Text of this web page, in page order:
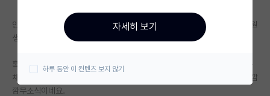
미국 대학원 합격 후기 게시판
대학원생 모집 게시판
연구실(PI) 홍보 게시판
안녕하세요? 미국에서 박사과정을 공부하고 있고 가을에 졸업예정인 대학원
생입니다.
혹시 최근 삼성전자에서 채용프로세스를 진행하신 분 계실까요? 작년 방문
채용설명회 때 상담도 받고 겨울에 임직원 추천채용도 지원하였는데 아직 깜
깜무소식이네요.
자세히 보기
하루 동안 이 컨텐츠 보지 않기